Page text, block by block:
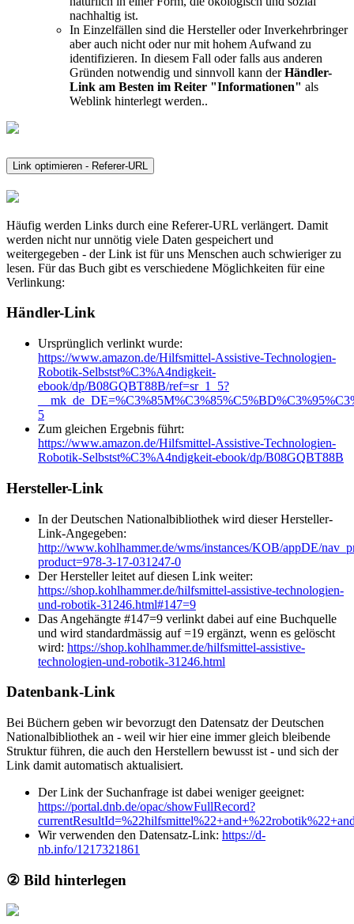
nachhaltig ist.
In Einzelfällen sind die Hersteller oder Inverkehrbringer
aber auch nicht oder nur mit hohem Aufwand zu
identifizieren. In diesem Fall oder falls aus anderen
Gründen notwendig und sinnvoll kann derHändler-
Link am Besten im Reiter "Informationen" als
Weblink hinterlegt werden..
Link optimieren - Referer-URL
Häufig werden Links durch eine Referer-URL verlängert. Damit
werden nicht nur unnötig viele Daten gespeichert und
weitergegeben - der Link ist für uns Menschen auch schwieriger zu
lesen. Für das Buch gibt es verschiedene Möglichkeiten für eine
Verlinkung:
Händler-Link
Ursprünglich verlinkt wurde:
https://www.amazon.de/Hilfsmittel-Assistive-Technologien-
Robotik-Selbstst%C3%A4ndigkeit-
ebook/dp/B08GQBT88B/ref=sr_1_5?
5
Zum gleichen Ergebnis führt:
https://www.amazon.de/Hilfsmittel-Assistive-Technologien-
Robotik-Selbstst%C3%A4ndigkeit-ebook/dp/B08GQBT88B
Hersteller-Link
In der Deutschen Nationalbibliothek wird dieser Hersteller-
Link-Angegeben:
http://www.kohlhammer.de/wms/instances/KOB/appDE/
product=978-3-17-031247-0
Der Hersteller leitet auf diesen Link weiter:
https://shop.kohlhammer.de/hilfsmittel-assistive-technologien-
und-robotik-31246.html#147=9
Das Angehängte #147=9 verlinkt dabei auf eine Buchquelle
und wird standardmässig auf =19 ergänzt, wenn es gelöscht
wird: https://shop.kohlhammer.de/hilfsmittel-assistive-
technologien-und-robotik-31246.html
Datenbank-Link
Bei Büchern geben wir bevorzugt den Datensatz der Deutschen
Nationalbibliothek an - weil wir hier eine immer gleich bleibende
Struktur führen, die auch den Herstellern bewusst ist - und sich der
Link damit automatisch aktualisiert.
Der Link der Suchanfrage ist dabei weniger geeignet:
https://portal.dnb.de/opac/showFullRecord?
Wir verwenden den Datensatz-Link: https://d-
nb.info/1217321861
② Bild hinterlegen